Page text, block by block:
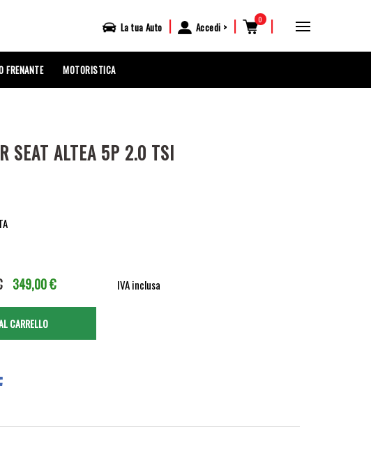
La tua Auto | Accedi | 0 |
FRENANTE MOTORISTICA
SEAT ALTEA 5P 2.0 TSI
349,00 € IVA inclusa